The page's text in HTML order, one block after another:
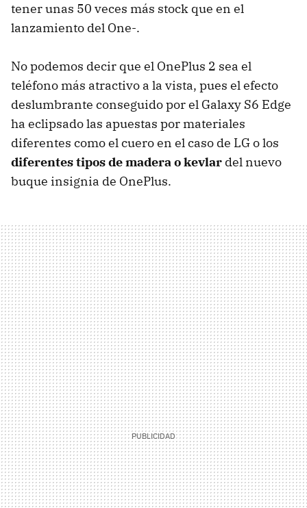
tener unas 50 veces más stock que en el
lanzamiento del One-.
No podemos decir que el OnePlus 2 sea el
teléfono más atractivo a la vista, pues el efecto
deslumbrante conseguido por el Galaxy S6 Edge
ha eclipsado las apuestas por materiales
diferentes como el cuero en el caso de LG o los
diferentes tipos de madera o kevlar del nuevo
buque insignia de OnePlus.